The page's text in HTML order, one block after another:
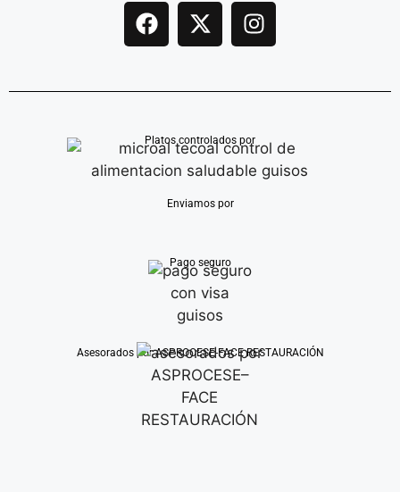
Platos controlados por
Enviamos por
Pago seguro
Asesorados por ASPROCESE-FACE RESTAURACIÓN